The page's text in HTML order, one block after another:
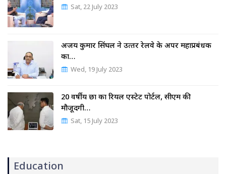
Sat, 22 July 2023
अजय कुमार सिंघल ने उत्‍तर रेलवे के अपर महाप्रबंधक
का…
Wed, 19 July 2023
20 वर्षीय छात्र का रियल एस्टेट पोर्टल, सीएम की
मौजूदगी…
Sat, 15 July 2023
Education